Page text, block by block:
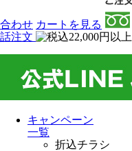
合わせ カート を見る
話注文
キャンペーン
一覧
折込チラシ